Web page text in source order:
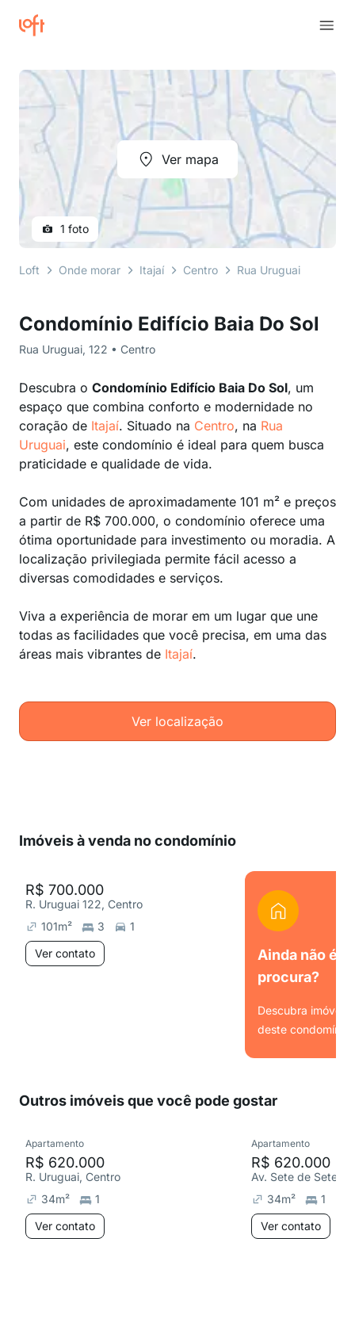
Condomínio Edifício Baia Do Sol
Rua Uruguai, 122 • Centro
Descubra o Condomínio Edifício Baia Do Sol, um
espaço que combina conforto e modernidade no
coração de Itajaí. Situado na Centro, na Rua
Uruguai, este condomínio é ideal para quem busca
praticidade e qualidade de vida.
Com unidades de aproximadamente 101 m² e preços
a partir de R$ 700.000, o condomínio oferece uma
ótima oportunidade para investimento ou moradia. A
localização privilegiada permite fácil acesso a
diversas comodidades e serviços.
Viva a experiência de morar em um lugar que une
todas as facilidades que você precisa, em uma das
áreas mais vibrantes de Itajaí.
Ver localização
Ver mapa
1 foto
Loft Onde morar Itajaí Centro Rua Uruguai
Imóveis à venda no condomínio
R$ 700.000
R. Uruguai 122, Centro
101m² 3
1
Ver contato
Ainda não é
procura?
Descubra imóveis
deste condomínio.
Outros imóveis que você pode gostar
Apartamento
R$ 620.000
R. Uruguai, Centro
34m²
1
Ver contato
Apartamento
R$ 620.000
Av. Sete de
34m²
1
Ver contato